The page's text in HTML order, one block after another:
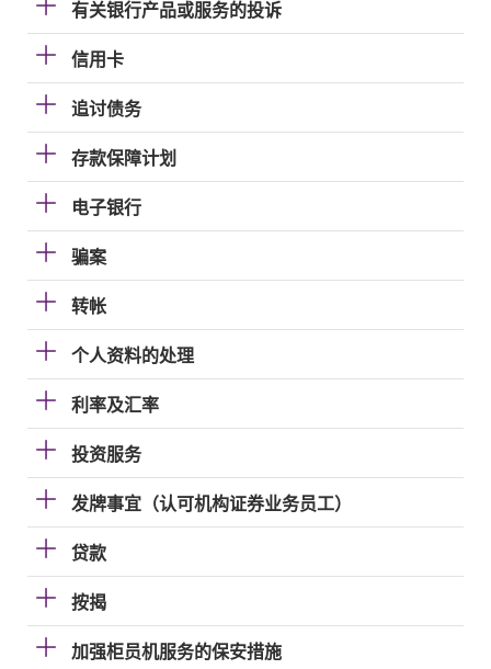
有关银行产品或服务的投诉
信用卡
追讨债务
存款保障计划
电子银行
骗案
转帐
个人资料的处理
利率及汇率
投资服务
发牌事宜（认可机构证券业务员工）
贷款
按揭
加强柜员机服务的保安措施